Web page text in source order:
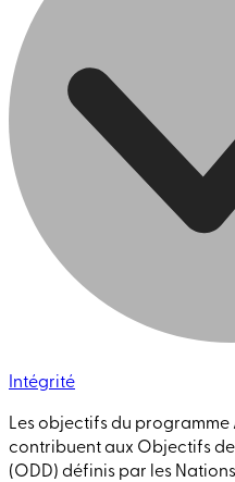
Intégrité
Les objectifs du
contribuent aux Objectifs
(ODD) définis par les